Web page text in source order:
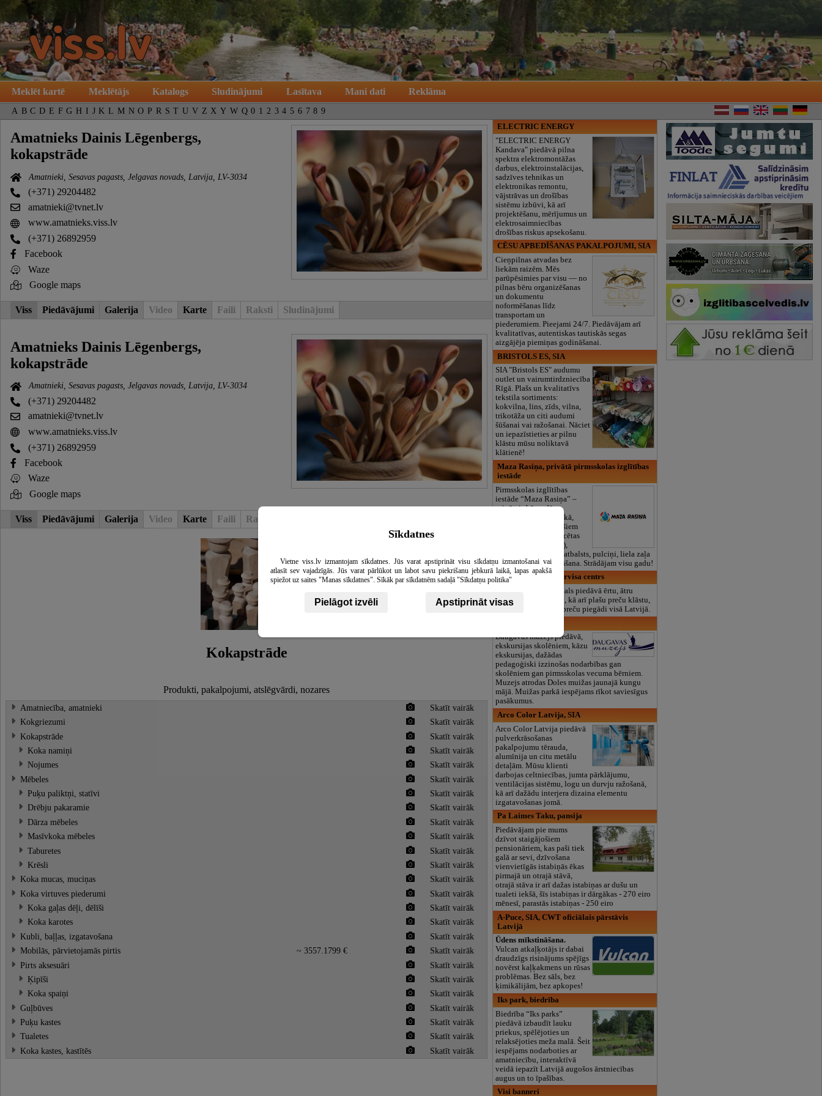
Meklēt kartē Meklētājs Katalogs Sludinājumi Lasītava Mani dati Reklāma
A B C D E F G H I J K L M N O P R S T U V Z X Y W Q 0 1 2 3 4 5 6 7 8 9
Amatnieks Dainis Lēgenbergs,
kokapstrāde
Amatnieki, Sesavas pagasts, Jelgavas novads, Latvija, LV-3034
(+371) 29204482
amatnieki@tvnet.lv
www.amatnieks.viss.lv
(+371) 26892959
Facebook
Waze
Google maps
Viss Piedāvājumi Galerija Video Karte Faili Raksti Sludinājumi
Amatnieks Dainis Lēgenbergs,
kokapstrāde
Amatnieki, Sesavas pagasts, Jelgavas novads, Latvija, LV-3034
(+371) 29204482
amatnieki@tvnet.lv
www.amatnieks.viss.lv
(+371) 26892959
Facebook
Waze
Google maps
Viss Piedāvājumi Galerija Video Karte Faili Raksti
Kokapstrāde
Produkti, pakalpojumi, atslēgvārdi, nozares
Amatniecība, amatnieki
Skatīt vairāk
Kokgriezumi
Skatīt vairāk
Kokapstrāde
Skatīt vairāk
Koka namiņi
Skatīt vairāk
Nojumes
Skatīt vairāk
Mēbeles
Skatīt vairāk
Puķu paliktņi, statīvi
Skatīt vairāk
Drēbju pakaramie
Skatīt vairāk
Dārza mēbeles
Skatīt vairāk
Masīvkoka mēbeles
Skatīt vairāk
Taburetes
Skatīt vairāk
Krēsli
Skatīt vairāk
Koka mucas, muciņas
Skatīt vairāk
Koka virtuves piederumi
Skatīt vairāk
Koka gaļas dēļi, dēlīši
Skatīt vairāk
Koka karotes
Skatīt vairāk
Kubli, baļļas, izgatavošana
Skatīt vairāk
Mobilās, pārvietojamās pirtis
~ 3557.1799 €
Skatīt vairāk
Pirts aksesuāri
Skatīt vairāk
Ķipīši
Skatīt vairāk
Koka spaiņi
Skatīt vairāk
Guļbūves
Skatīt vairāk
Puķu kastes
Skatīt vairāk
Tualetes
Skatīt vairāk
Koka kastes, kastītēs
Skatīt vairāk
ELECTRIC ENERGY
"ELECTRIC ENERGY
Kandava" piedāvā pilna
spektra elektromontāžas
darbus, elektroinstalācijas,
sadzīves tehnikas un
elektronikas remontu,
vājstrāvas un drošības
sistēmu izbūvi, kā arī
projektēšanu, mērījumus un
elektrosaimniecības
drošības riskus apsekošanu.
CĒSU APBEDĪŠANAS PAKALPOJUMI, SIA
Cieņpilnas atvadas bez
liekām raizēm. Mēs
parūpēsimies par visu — no
pilnas bēru organizēšanas
un dokumentu
noformēšanas līdz
transportam un
piederumiem. Pieejami 24/7. Piedāvājam arī
kvalitatīvas, autentiskas tautiskās segas
aizgājēja piemiņas godināšanai.
BRISTOLS ES, SIA
SIA "Bristols ES" audumu
outlet un vairumtirdzniecība
Rīgā. Plašs un kvalitatīvs
tekstila sortiments:
kokvilna, lins, zīds, vilna,
trikotāža un citi audumi
šūšanai vai ražošanai. Nāciet
un iepazīstieties ar pilnu
klāstu mūsu noliktavā
klātienē!
Maza Rasiņa, privātā pirmsskolas izglītības
iestāde
Pirmsskolas izglītības
iestāde “Maza Rasiņa” –
privātais bērnudārzs
Pārdaugavā, Zasulaukā,
bērniem no 10 mēnešiem
līdz 6 gadiem. Licencētas
programmas (LV/RU),
logopēds, speciālais atbalsts, pulciņi, liela zaļa
teritorija un 3x ēdināšana. Strādājam visu gadu!
220.lv veikals un servisa centrs
220.lv interneta veikals piedāvā ērtu, ātru
ieprikšanos internetā, kā arī plašu preču klāstu,
nodrošinot pasūtīto preču piegādi visā Latvijā.
Daugavas muzejs piedāvā,
ekskursijas skolēniem, kāzu
ekskursijas, dažādas
pedagoģiski izzinošas nodarbības gan
skolēniem gan pirmsskolas vecuma bērniem.
Muzejs atrodas Doles muižas jaunajā kungu
mājā. Muižas parkā iespējams rīkot saviesīgus
pasākumus.
Arco Color Latvija, SIA
Arco Color Latvija piedāvā
pulverkrāsošanas
pakalpojumu tērauda,
alumīnija un citu metālu
detaļām. Mūsu klienti
darbojas celtniecības, jumta pārklājumu,
ventilācijas sistēmu, logu un durvju ražošanā,
kā arī dažādu interjera dizaina elementu
izgatavošanas jomā.
Pa Laimes Taku, pansija
Piedāvājam pie mums
dzīvot staigājošiem
pensionāriem, kas paši tiek
galā ar sevi, dzīvošana
vienvietīgās istabiņās ēkas
pirmajā un otrajā stāvā,
otrajā stāva ir arī dažas istabiņas ar dušu un
tualeti iekšā, šīs istabiņas ir dārgākas - 270 eiro
mēnesī, parastās istabiņas - 250 eiro
A-Puce, SIA, CWT oficiālais pārstāvis
Latvijā
Ūdens mīkstināšana.
Vulcan atkaļķotājs ir dabai
draudzīgs risinājums spējīgs
novērst kaļķakmens un rūsas
problēmas. Bez sāls, bez
ķimikālijām, bez apkopes!
Iks park, biedrība
Biedrība “Iks parks”
piedāvā izbaudīt lauku
priekus, spēlējoties un
relaksējoties meža malā. Šeit
iespējams nodarboties ar
amatniecību, interaktīvā
veidā iepazīt Latvijā augošos ārstniecības
augus un to īpašības.
Visi banneri
Sīkdatnes
Vietne viss.lv izmantojam sīkdatnes. Jūs varat apstiprināt visu sīkdatņu izmantošanai vai
atlasīt sev vajadzīgās. Jūs varat pārlūkot un labot savu piekrišanu jebkurā laikā, lapas apakšā
spiežot uz saites "Manas sīkdatnes". Sīkāk par sīkdatnēm sadaļā "Sīkdatņu politika"
Pielāgot izvēli Apstiprināt visas